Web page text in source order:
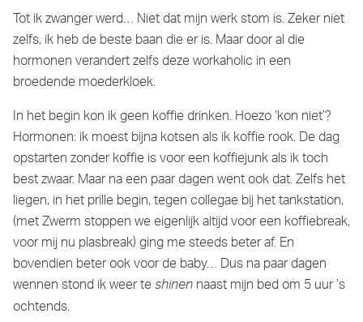
Tot ik zwanger werd… Niet dat mijn werk stom is. Zeker niet
zelfs, ik heb de beste baan die er is. Maar door al die
hormonen verandert zelfs deze workaholic in een
broedende moederkloek.
In het begin kon ik geen koffie drinken. Hoezo ‘kon niet’?
Hormonen: ik moest bijna kotsen als ik koffie rook. De dag
opstarten zonder koffie is voor een koffiejunk als ik toch
best zwaar. Maar na een paar dagen went ook dat. Zelfs het
liegen, in het prille begin, tegen collegae bij het tankstation,
(met Zwerm stoppen we eigenlijk altijd voor een koffiebreak,
voor mij nu plasbreak) ging me steeds beter af. En
bovendien beter ook voor de baby… Dus na paar dagen
wennen stond ik weer teshinennaast mijn bed om 5 uur ’s
ochtends.